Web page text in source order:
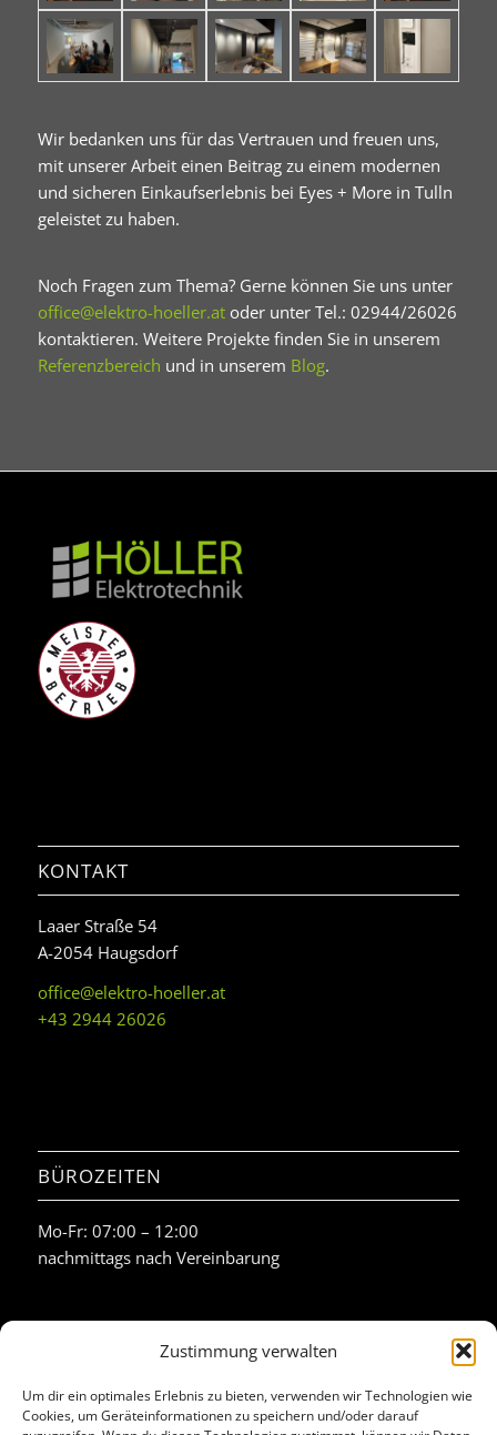
Zustimmung verwalten
Um dir ein optimales Erlebnis zu bieten, verwenden wir Technologien wie
Cookies, um Geräteinformationen zu speichern und/oder darauf
Wir bedanken uns für das Vertrauen und freuen uns,
mit unserer Arbeit einen Beitrag zu einem modernen
und sicheren Einkaufserlebnis bei Eyes + More in Tulln
geleistet zu haben.
Noch Fragen zum Thema? Gerne können Sie uns unter
office@elektro-hoeller.atoder unter Tel.: 02944/26026
kontaktieren. Weitere Projekte finden Sie in unserem
Referenzbereich und in unserem Blog.
KONTAKT
Laaer Straße 54
A-2054 Haugsdorf
office@elektro-hoeller.at
+43 2944 26026
BÜROZEITEN
Mo-Fr: 07:00 – 12:00
nachmittags nach Vereinbarung
AKTUELLSTE BEITRÄGE